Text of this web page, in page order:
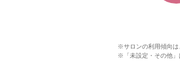
※サロンの利用傾向は
※「未設定・その他」